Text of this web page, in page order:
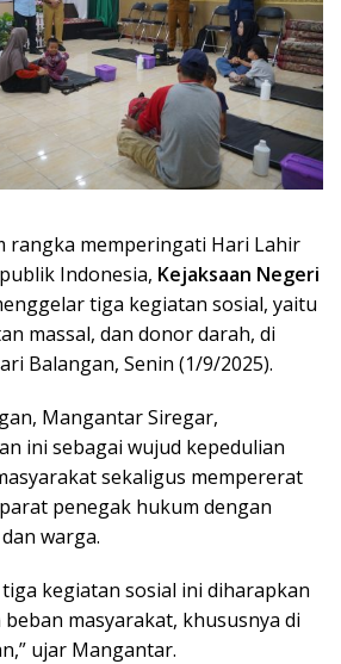
rangka memperingati Hari Lahir
Indonesia, Kejaksaan Negeri
tiga kegiatan sosial, yaitu
massal, dan donor darah, di
Balangan, Senin (1/9/2025).
Mangantar Siregar,
ini sebagai wujud kepedulian
sekaligus mempererat
penegak hukum dengan
warga.
kegiatan sosial ini diharapkan
masyarakat, khususnya di
ujar Mangantar.